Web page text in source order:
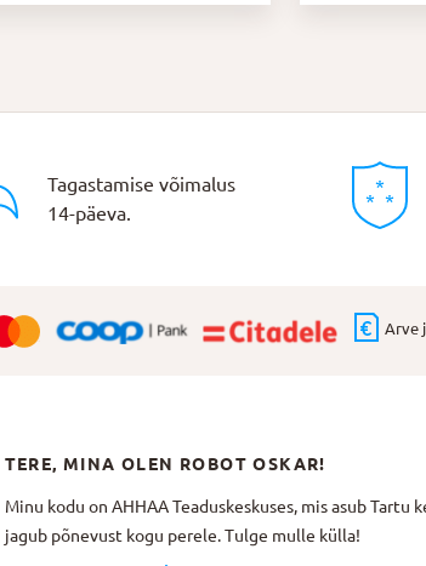
Tagastamise võimalus
14-päeva.
Arve
TERE, MINA OLEN ROBOT OSKAR!
Minu kodu on AHHAA Teaduskeskuses, mis asub Tartu
jagub põnevust kogu perele. Tulge mulle külla!